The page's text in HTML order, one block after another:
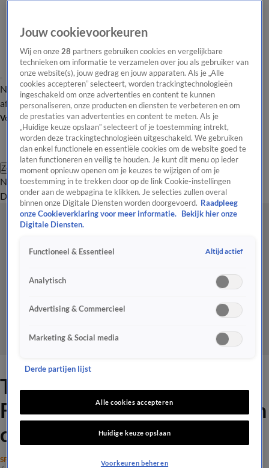
Nieuws van de DagOpinie van de Dag Onze categorieën Laatste
afleveringVideo's Nieuws van de Dag Podcast
Volg Nieuws van de Dag
Zoeken
Nieuws van de DagOpinie van de
Dag
Video'sUitzendingen PodcastPanelContact
Telefoontje van Trump aan
FIFA voedt verdenkingen van
corruptie: 'Bizar'
SPORT
Jouw cookievoorkeuren
Wij en onze28 partners gebruiken cookies en vergelijkbare
technieken om informatie te verzamelen over jou als gebruiker van
onze website(s), jouw gedrag en jouw apparaten. Als je „Alle
cookies accepteren” selecteert, worden trackingtechnologieën
ingeschakeld om onze advertenties en content te kunnen
personaliseren, onze producten en diensten te verbeteren en om
de prestaties van advertenties en content te meten. Als je
„Huidige keuze opslaan” selecteert of je toestemming intrekt,
worden deze trackingtechnologieën uitgeschakeld. We gebruiken
dan enkel functionele en essentiële cookies om de website goed te
laten functioneren en veilig te houden. Je kunt dit menu op ieder
moment opnieuw openen om je keuzes te wijzigen of om je
toestemming in te trekken door op de link Cookie-instellingen
onder aan de webpagina te klikken. Je selecties zullen overal
binnen onze Digitale Diensten worden doorgevoerd. Raadpleeg
onze Cookieverklaring voor meer informatie.
Bekijk hier onze
Digitale Diensten.
Functioneel & Essentieel Altijd actief
Analytisch
Advertising & Commercieel
Marketing & Social media
Derde partijen lijst
Alle cookies accepteren
Huidige keuze opslaan
Voorkeuren beheren